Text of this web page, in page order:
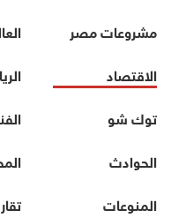
مشروعات مصر
الاقتصاد
توك شو
الحوادث
المنوعات